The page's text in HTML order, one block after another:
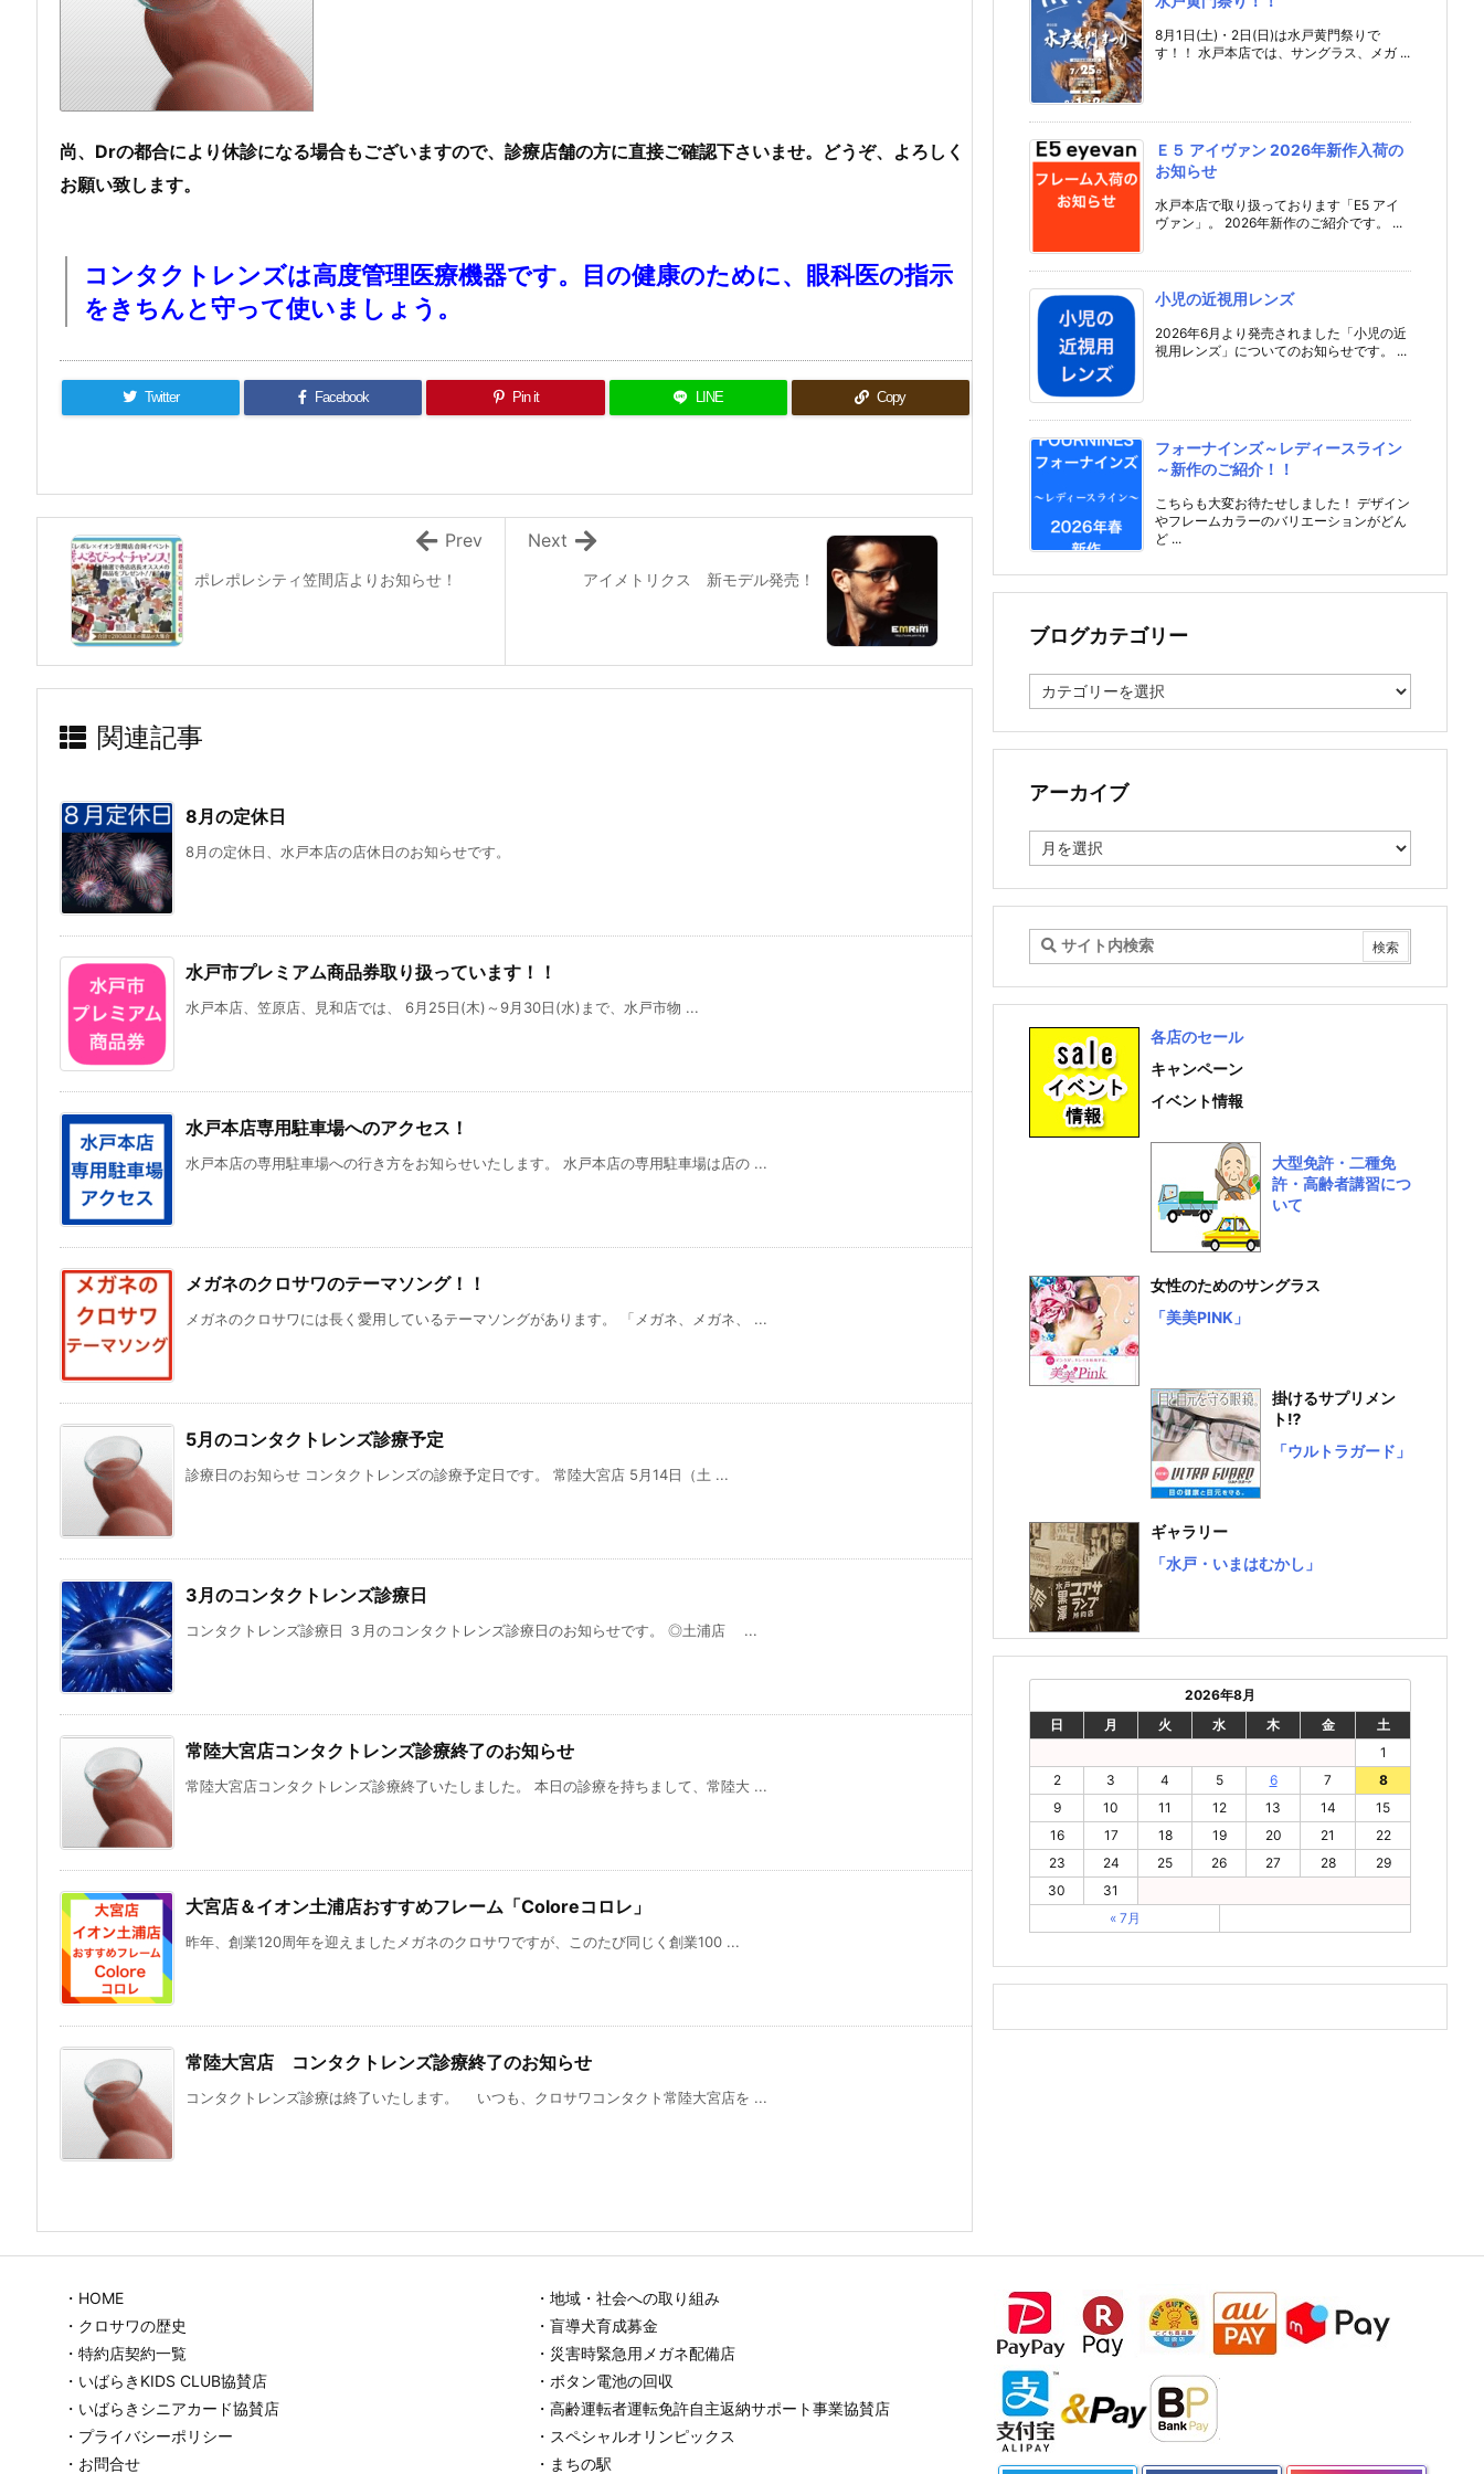
尚、Drの都合により休診になる場合もございますので、診療店舗の方に直接ご確認下さいませ。 どうぞ、よろしく
お願い致します。
コンタクトレンズは高度管理医療機器です。
目の健康のために、眼科医の指示
をきちんと守って使いましょう。
Twitter Facebook Pin it LINE Copy
アイメトリクス 新モデル発売！
Next
ポレポレシティ笠間店よりお知らせ！
Prev
関連記事
8月の定休日
8月の定休日、水戸本店の店休日のお知らせです。
水戸市プレミアム商品券取り扱っています！！
水戸本店、笠原店、見和店では、 6月25日(木)～9月30日(水)まで、水戸市物 ...
水戸本店専用駐車場へのアクセス！
水戸本店の専用駐車場への行き方をお知らせいたします。 水戸本店の専用駐車場は店の ...
メガネのクロサワのテーマソング！！
メガネのクロサワには長く愛用しているテーマソングがあります。 「メガネ、メガネ、 ...
5月のコンタクトレンズ診療予定
診療日のお知らせ コンタクトレンズの診療予定日です。 常陸大宮店 5月14日（土 ...
3月のコンタクトレンズ診療日
コンタクトレンズ診療日 ３月のコンタクトレンズ診療日のお知らせです。 ◎土浦店 ...
常陸大宮店コンタクトレンズ診療終了のお知らせ
常陸大宮店コンタクトレンズ診療終了いたしました。 本日の診療を持ちまして、常陸大 ...
大宮店＆イオン土浦店おすすめフレーム「Coloreコロレ」
昨年、創業120周年を迎えましたメガネのクロサワですが、このたび同じく創業100 ...
常陸大宮店 コンタクトレンズ診療終了のお知らせ
コンタクトレンズ診療は終了いたします。 いつも、クロサワコンタクト常陸大宮店を ...
8月1日(土)・2日(日)は水戸黄門祭りで
す！！ 水戸本店では、サングラス、メガ ...
Ｅ５ アイヴァン 2026年新作入荷の
お知らせ
水戸本店で取り扱っております「E5 アイ
ヴァン」。 2026年新作のご紹介です。 ...
小児の近視用レンズ
2026年6月より発売されました「小児の近
視用レンズ」についてのお知らせです。 ...
フォーナインズ～レディースライン
～新作のご紹介！！
こちらも大変お待たせしました！ デザイン
やフレームカラーのバリエーションがどん
ど ...
ブログカテゴリー
ロ
カ
ゴ
ー
アーカイブ
ー
イ
各店のセール
キャンペーン
イベント情報
大型免許・二種免
許・高齢者講習につ
いて
女性のためのサングラス
「美美PINK」
掛けるサプリメン
ト⁉
「ウルトラガード」
ギャラリー
「水戸・いまはむかし」
2026年8月
日
月 火 水 木 金
土
1
2
3 4 5 6 7
8
9
10 11 12 13 14
15
16
17 18 19 20 21
22
23
24 25 26 27 28
29
30
31
« 7月
・HOME
・クロサワの歴史
・特約店契約一覧
・いばらきKIDS CLUB協賛店
・いばらきシニアカード協賛店
・プライバシーポリシー
・お問合せ
・地域・社会への取り組み
・盲導犬育成募金
・災害時緊急用メガネ配備店
・ボタン電池の回収
・高齢運転者運転免許自主返納サポート事業協賛店
・スペシャルオリンピックス
・まちの駅